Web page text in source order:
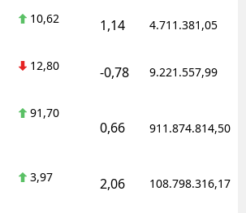
10,62 1,14 4.711.381,05
12,80 -0,78 9.221.557,99
91,70
0,66 911.874.814,50
3,97 2,06 108.798.316,17